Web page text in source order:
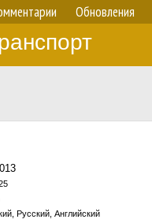
Обновления
Русский, Английский